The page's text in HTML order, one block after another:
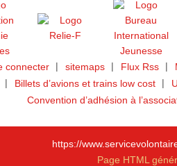
connecter sitemaps Flux Rss
Billets d’avions et trains low cost
Convention d’adhésion à
https://
Page HTML